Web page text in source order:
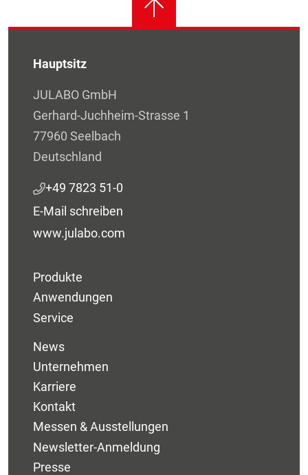
Hauptsitz
JULABO GmbH
Gerhard-Juchheim-Strasse 1
77960 Seelbach
Deutschland
+49 7823 51-0
E-Mail schreiben
www.julabo.com
Produkte
Anwendungen
Service
News
Unternehmen
Karriere
Kontakt
Messen & Ausstellungen
Newsletter-Anmeldung
Presse